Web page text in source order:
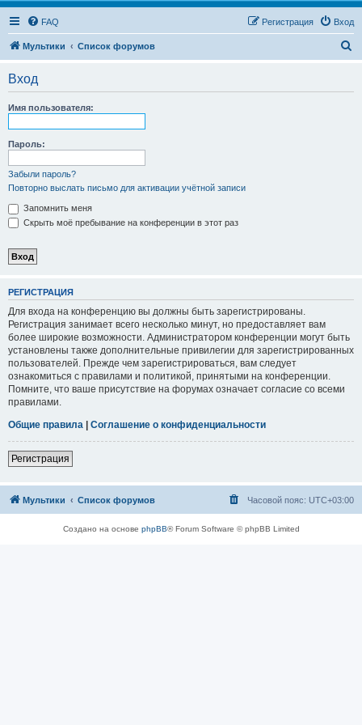
FAQ Вход
Регистрация
Мультики Список форумов
Вход
Имя пользователя:
Пароль:
Забыли пароль?
Повторно выслать письмо для активации учётной записи
Запомнить меня
Скрыть моё пребывание на конференции в этот раз
РЕГИСТРАЦИЯ
Для входа на конференцию вы должны быть зарегистрированы.
Регистрация занимает всего несколько минут, но предоставляет вам
более широкие возможности. Администратором конференции могут быть
установлены также дополнительные привилегии для зарегистрированных
пользователей. Прежде чем зарегистрироваться, вам следует
ознакомиться с правилами и политикой, принятыми на конференции.
Помните, что ваше присутствие на форумах означает согласие со всеми
правилами.
Общие правила | Соглашение о конфиденциальности
Регистрация
Мультики Список форумов Часовой пояс: UTC+03:00
Создано на основе phpBB® Forum Software © phpBB Limited